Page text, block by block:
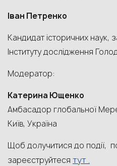
Іван Петренко
Кандидат історичних наук,
Інституту дослідження
Модератор:
Катерина Ющенко
Амбасадор глобальної
Київ, Україна
Щоб долучитися до події,
зареєструйтеся тут .